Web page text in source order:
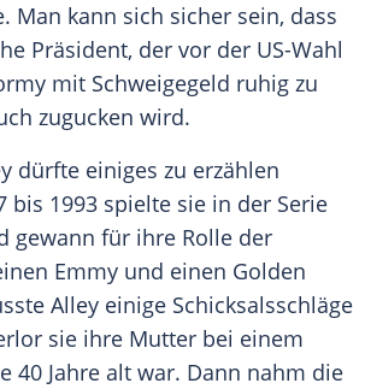
Man kann sich sicher sein, dass
Präsident, der vor der US-Wahl
mit Schweigegeld ruhig zu
zugucken wird.
dürfte einiges zu erzählen
bis 1993 spielte sie in der Serie
gewann für ihre Rolle der
Emmy und einen Golden
Alley einige Schicksalsschläge
sie ihre Mutter bei einem
40 Jahre alt war. Dann nahm die